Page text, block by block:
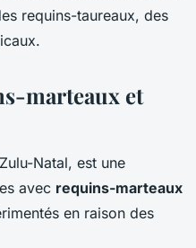
requins-taureaux, des
marteaux et
Natal, est une
avec requins-marteaux
en raison des